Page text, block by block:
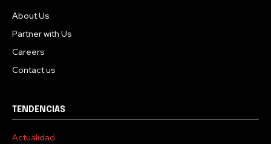
About Us
Partner with Us
Careers
Contact us
TENDENCIAS
Actualidad